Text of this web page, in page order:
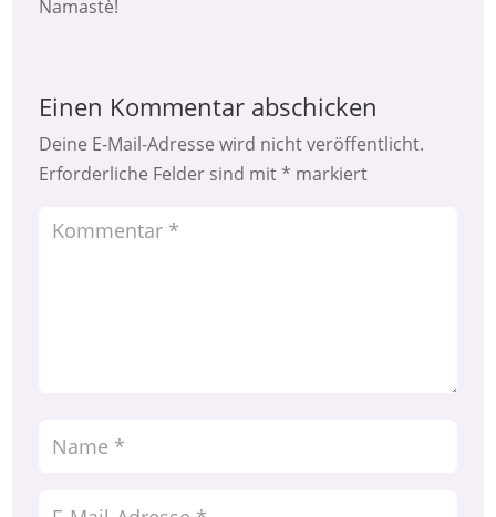
Namastè!
Einen Kommentar abschicken
Deine E-Mail-Adresse wird nicht veröffentlicht.
Erforderliche Felder sind mit* markiert